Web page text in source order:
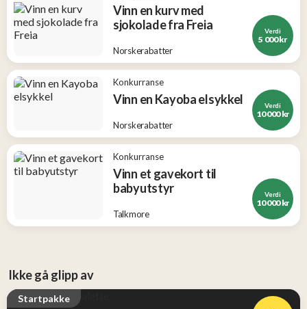
Vinn en kurv med
sjokolade fra Freia
Norskerabatter
Verdi
5 000 kr
Konkurranse
Vinn en Kayoba elsykkel
Norskerabatter
Verdi
10 000 kr
Konkurranse
Vinn et gavekort til
babyutstyr
Talkmore
Verdi
10 000 kr
Ikke gå glipp av
Startpakke